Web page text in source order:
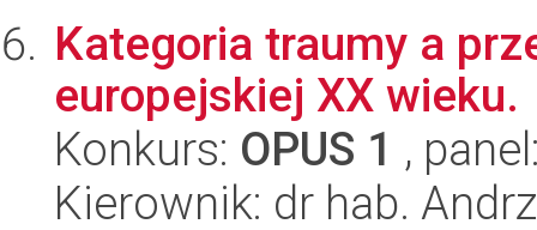
Kategoria traumy a
europejskiej XX wieku.
Konkurs: OPUS 1 ,
Kierownik: dr hab.